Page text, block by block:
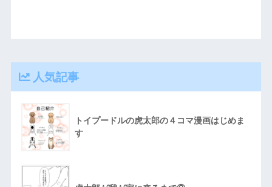
人気記事
トイプードルの虎太郎の４コマ漫画はじめま
す